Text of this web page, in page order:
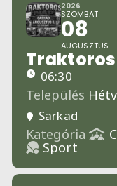
2026
SZOMBAT
08
AUGUSZTUS
06:30
Település
Sarkad
Kategória
Sport